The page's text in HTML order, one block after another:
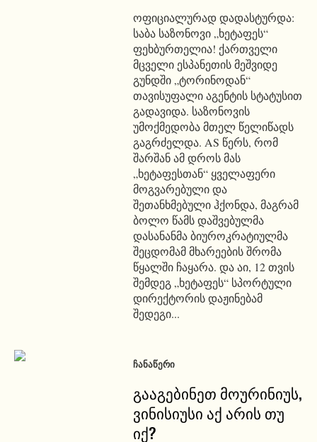
ოფიციალურად დადასტურდა:
საბა საზონოვი „ხეტაფეს“
ფეხბურთელია! ქართველი
მცველი ესპანეთის მეშვიდე
გუნდში „ტორინოდან“
თავისუფალი აგენტის სტატუსით
გადავიდა. საზონოვის
უმოქმედობა მთელ წელიწადს
გაგრძელდა. AS წერს, რომ
შარშან ამ დროს მას
„ხეტაფესთან“ ყველაფერი
მოგვარებული და
შეთანხმებული ჰქონდა, მაგრამ
ბოლო წამს დაშვებულმა
დასანანმა ბიუროკრატიულმა
შეცდომამ მხარეების შრომა
წყალში ჩაყარა. და აი, 12 თვის
შემდეგ „ხეტაფეს“ სპორტული
დირექტორის დაჟინებამ
შედეგი...
ᲩᲐᲜᲐᲬᲔᲠᲘ
გააგებინეთ მოურინიუს,
ვინისიუსი აქ არის თუ
იქ?